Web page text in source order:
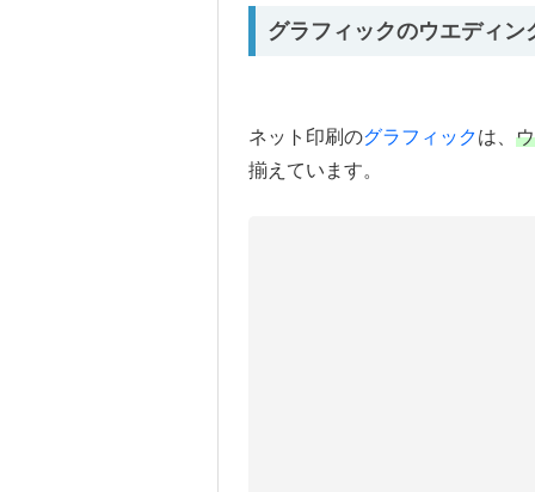
グラフィックのウエディン
ネット印刷のグラフィックは、
揃えています。